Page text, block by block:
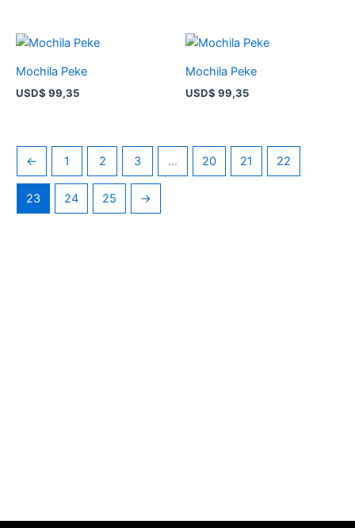
Mochila Peke
USD$ 99,35
Mochila Peke
USD$ 99,35
← 1 2 3 … 20 21 22
23 24 25 →